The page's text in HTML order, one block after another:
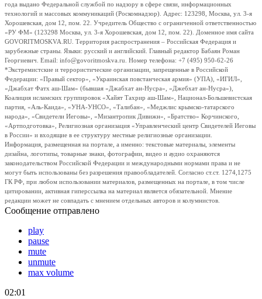
года выдано Федеральной службой по надзору в сфере связи, информационных
технологий и массовых коммуникаций (Роскомнадзор). Адрес: 123298, Москва, ул. 3-я
Хорошевская, дом 12, пом. 22. Учредитель Общество с ограниченной ответственностью
«РУ ФМ» (123298 Москва, ул. 3-я Хорошевская, дом 12, пом. 22). Доменное имя сайта
GOVORITMOSKVA.RU. Территория распространения – Российская Федерация и
зарубежные страны. Языки: русский и английский. Главный редактор Бабаян Роман
Георгиевич. Email: info@govoritmoskva.ru. Номер телефона: +7 (495) 950-62-26
*Экстремистские и террористические организации, запрещенные в Российской
Федерации: «Правый сектор», «Украинская повстанческая армия» (УПА), «ИГИЛ»,
«Джабхат Фатх аш-Шам» (бывшая «Джабхат ан-Нусра», «Джебхат ан-Нусра»),
Коалиция исламских группировок «Хайят Тахрир аш-Шам», Национал-Большевистская
партия, «Аль-Каида», «УНА-УНСО», «Талибан», «Меджлис крымско-татарского
народа», «Свидетели Иеговы», «Мизантропик Дивижн», «Братство» Корчинского,
«Артподготовка», Религиозная организация «Управленческий центр Свидетелей Иеговы
в России» и входящие в ее структуру местные религиозные организации.
Информация, размещенная на портале, а именно: текстовые материалы, элементы
дизайна, логотипы, товарные знаки, фотографии, видео и аудио охраняются
законодательством Российской Федерации и международными нормами права и не
могут быть использованы без разрешения правообладателей. Согласно ст.ст. 1274,1275
ГК РФ, при любом использовании материалов, размещенных на портале, в том числе
цитировании, активная гиперссылка на материал является обязательной. Мнение
редакции может не совпадать с мнением отдельных авторов и колумнистов.
Сообщение отправлено
play
pause
mute
unmute
max volume
02:01